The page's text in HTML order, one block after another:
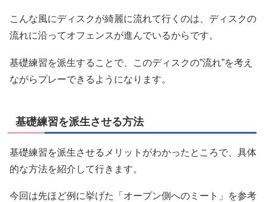
こんな風にディスクが綺麗に流れて行くのは、ディスクの
流れに沿ってオフェンスが進んでいるからです。
基礎練習を派生することで、このディスクの”流れ”を考え
ながらプレーできるようになります。
基礎練習を派生させる方法
基礎練習を派生させるメリットがわかったところで、具体
的な方法を紹介して行きます。
今回は先ほど例に挙げた「オープン側へのミート」を参考